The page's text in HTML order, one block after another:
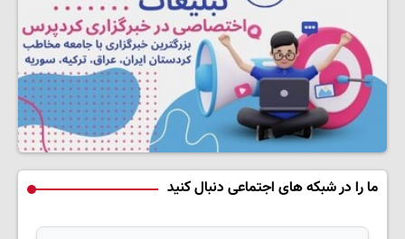
ما را در شبکه های اجتماعی دنبال کنید